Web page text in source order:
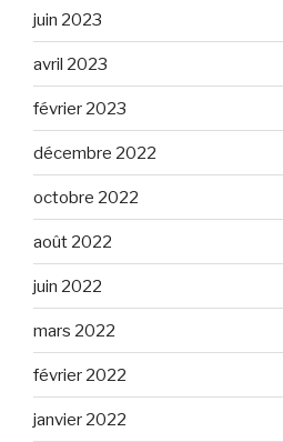
juin 2023
avril 2023
février 2023
décembre 2022
octobre 2022
août 2022
juin 2022
mars 2022
février 2022
janvier 2022